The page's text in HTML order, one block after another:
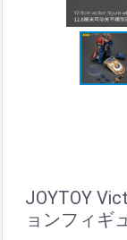
JOYTOY
ョンフィギ